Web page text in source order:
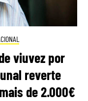
viuvez por
reverte
de 2.000€